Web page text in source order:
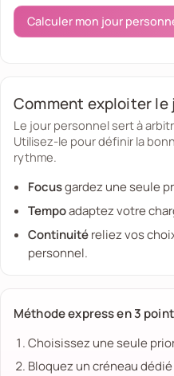
Calculer mon jour
Comment exploiter le
Le jour personnel sert à
Utilisez-le pour définir la
rythme.
Focusgardez une seule
Tempoadaptez votre
Continuitéreliez vos
personnel.
Méthode express en 3
Choisissez une seule
Bloquez un créneau